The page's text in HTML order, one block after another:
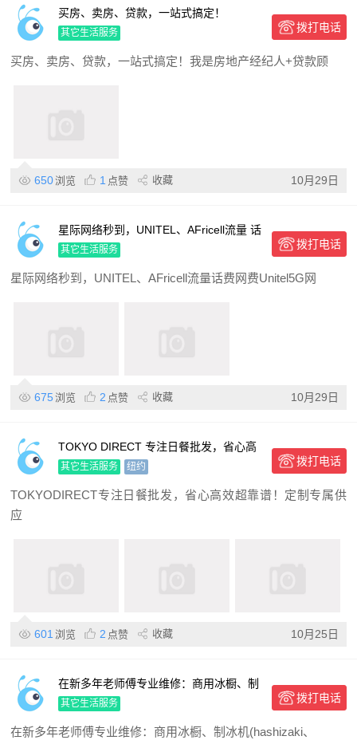
买房、卖房、贷款，一站式搞定！
其它生活服务 拨打电话
买房、卖房、贷款，一站式搞定！我是房地产经纪人+贷款顾
650浏览 1 点赞 收藏 10月29日
星际网络秒到，UNITEL、AFricell流量 话
费 网费 Unitel 5G 网盒有售
其它生活服务 拨打电话
星际网络秒到，UNITEL、AFricell流量话费网费Unitel5G网
675 浏览 2 点赞 收藏 10月29日
TOKYO DIRECT 专注日餐批发，省心高
效超靠谱！
其它生活服务 纽约 拨打电话
TOKYODIRECT专注日餐批发，省心高效超靠谱！定制专属供
应
601 浏览 2 点赞 收藏 10月25日
在新多年老师傅专业维修：商用冰橱、制
冰机(hashizaki、scotsman）、冷房、煤
气炉
其它生活服务 拨打电话
在新多年老师傅专业维修：商用冰橱、制冰机(hashizaki、